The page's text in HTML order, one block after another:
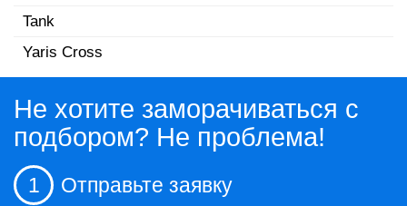
Tank
Yaris Cross
Не хотите заморачиваться с
подбором? Не проблема!
1 Отправьте заявку